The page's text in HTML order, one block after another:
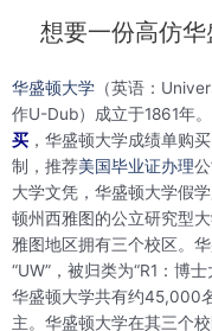
想要一份高仿
华盛顿大学 （英语：
作U-Dub）成立于1861年
买 ，华盛顿大学成绩单购
制，推荐美国毕业证办理
大学文凭，华盛顿大学假
顿州西雅图的公立研究型
雅图地区拥有三个校区。
“UW”，被归类为“R1：博
华盛顿大学共有约45,000
主。华盛顿大学在其三个